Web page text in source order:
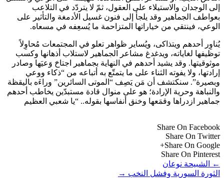
إلى الوجدان والاستيلاء على العقول، ‏ثمّ لا يتردّد في التلاعب
بعواطف الجماهير وقد يلجأ إلى فنون غسيل الأدمغة والتأثير على
الوعي، فينتقي من خياراتها المتزاحمة ما يُسعِفه في مسعاه.
يُناوِر أحدهم ويتذاكى، ويُساير ظواهر تعلو في المجتمعات مُحاوِلاً
توظيفها لغاياته، ويدغدغ مشاعر الجماهير لاستلاب أذهانها وكسب
موثوقيتها. وقد ‏يشيد أحدهم في النهاية بجماهير اجتاحَ وَعيَها وصادر
إرادتها، ولا يفوته الثناء على ما يتمتّع به أتباعه من “ذكاء ووعي
وبصيرة”. سنكتشف أن مَن يَصِف “الموتى السائرين” وراءَه باليقظة
والنباهة وحرية الإرادة؛ هو على منوال قادة مستبدّين يخاطب أحدهم
جماهير ازدراها وقمَعها وخنق أنفاسها بقوله.. “يا شعبي العظيم
Share On Facebook
Share On Twitter
Share On Google+
Share On Pinterest
←
الشبيحة نوعان
الثورة السورية وفشل النخب →